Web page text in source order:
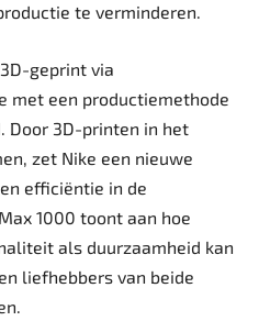
te verminderen.
geprint via
een productiemethode
Door 3D-printen in het
zet Nike een nieuwe
efficiëntie in de
1000 toont aan hoe
als duurzaamheid kan
liefhebbers van beide